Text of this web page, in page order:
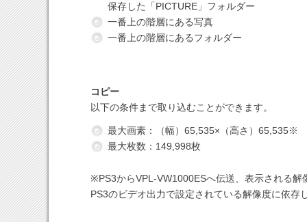
保存した「PICTURE」フォルダー
一番上の階層にある写真
一番上の階層にあるフォルダー
コピー
以下の条件まで取り込むことができます。
最大画素：（幅）65,535×（高さ）65,535※
最大枚数：149,998枚
※PS3からVPL-VW1000ESへ伝送、表示される解
PS3のビデオ出力で設定されている解像度に依存